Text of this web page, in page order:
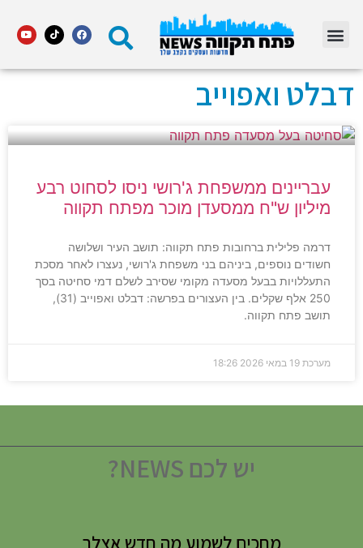
דבלט ואפוייב
עבריינים ממשפחת ג'רושי ניסו לסחוט רבע
מיליון ש"ח ממסעדן מוכר מפתח תקווה
דרמה פלילית ברחובות פתח תקווה: תושב העיר ושלושה
חשודים נוספים, ביניהם בני משפחת ג'רושי, נעצרו לאחר מסכת
התעללויות בבעל מסעדה מקומי שסירב לשלם דמי סחיטה בסך
250 אלף שקלים. בין העצורים בפרשה: דבלט ואפוייב (31),
תושב פתח תקווה.
מערכת 19 במאי 2026 18:26
יש לכם NEWS?
מחכים לשמוע מה חדש אצלך